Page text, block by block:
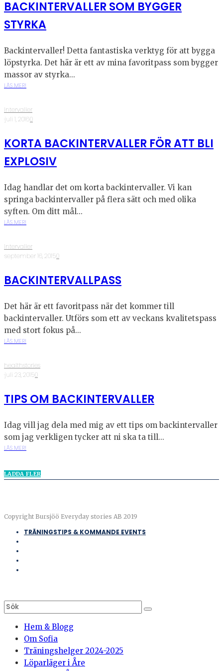
BACKINTERVALLER SOM BYGGER
STYRKA
Backintervaller! Detta fantastiska verktyg för att bygga
löpstyrka. Det här är ett av mina favoritpass som bygger
massor av styrka...
LÄS MER!
Intervaller
·juli 1, 2016·0
KORTA BACKINTERVALLER FÖR ATT BLI
EXPLOSIV
Idag handlar det om korta backintervaller. Vi kan
springa backintervaller på flera sätt och med olika
syften. Om ditt mål...
LÄS MER!
Intervaller
·september 16, 2015·0
BACKINTERVALLPASS
Det här är ett favoritpass när det kommer till
backintervaller. Utförs som ett av veckans kvalitetspass
med stort fokus på...
LÄS MER!
healthstories
·juli 23, 2015·0
TIPS OM BACKINTERVALLER
Idag vill jag dela med mig av ett tips om backintervaller
som jag verkligen tycker att ni ska ta till...
LÄS MER!
LADDA FLER
Copyright Bursjöö Everyday stories AB 2019
TRÄNINGSTIPS & KOMMANDE EVENTS
Hem & Blogg
Om Sofia
Träningshelger 2024-2025
Löparläger i Åre